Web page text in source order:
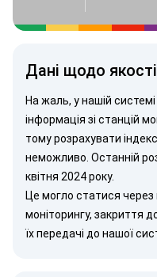
Дані щодо якості
На жаль, у нашій
інформація зі станцій
тому розрахувати
неможливо. Останній
квітня 2024 року.
Це могло статися через
моніторингу, закриття
їх передачі до нашої